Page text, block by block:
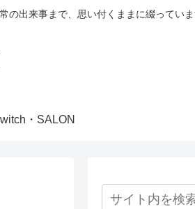
出来事まで、思い付くままに綴っていま
・SALON